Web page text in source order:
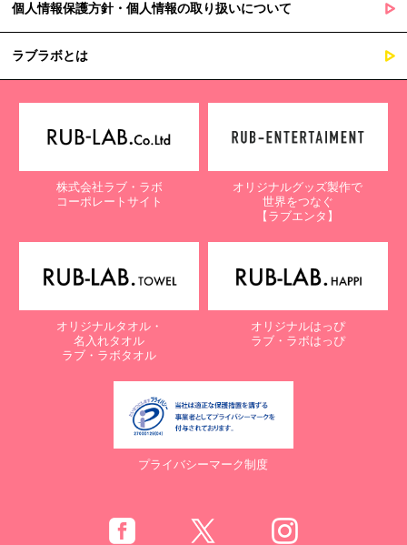
個人情報保護方針・個人情報の取り扱いについて
ラブラボとは
株式会社ラブ・ラボ
コーポレートサイト
オリジナルグッズ製作で
世界をつなぐ
【ラブエンタ】
オリジナルタオル・
名入れタオル
ラブ・ラボタオル
オリジナルはっぴ
ラブ・ラボはっぴ
プライバシーマーク制度